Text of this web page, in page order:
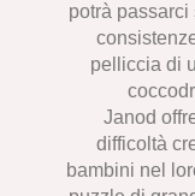
potrà
pelliccia di
Janod
difficoltà
bambini nel